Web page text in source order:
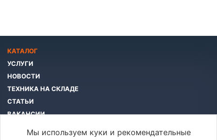
КАТАЛОГ
УСЛУГИ
НОВОСТИ
ТЕХНИКА НА СКЛАДЕ
СТАТЬИ
ВАКАНСИИ
Мы используем куки и рекомендательные